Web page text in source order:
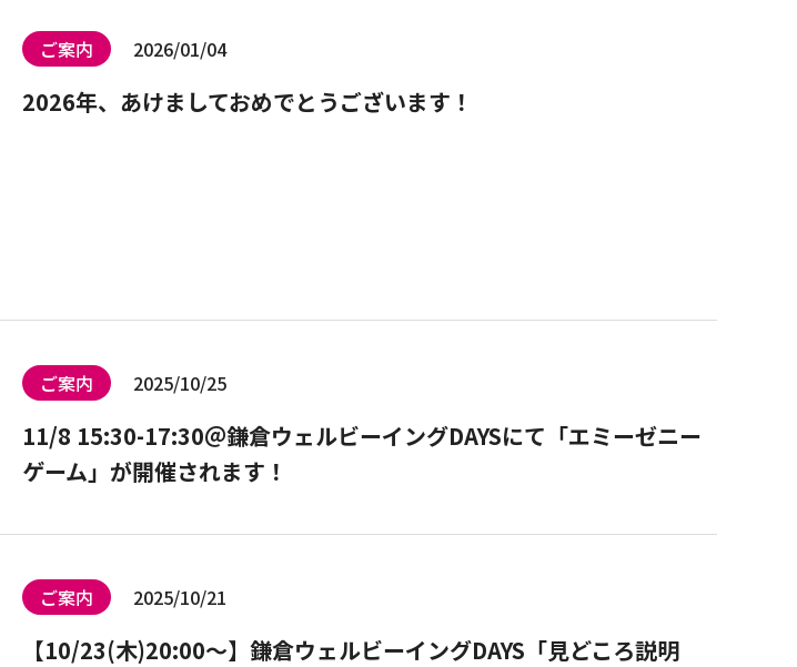
ご案内 2026/01/04
2026年、あけましておめでとうございます！
ご案内 2025/10/25
11/8 15:30-17:30＠鎌倉ウェルビーイングDAYSにて「エミーゼニー
ゲーム」が開催されます！
ご案内 2025/10/21
【10/23(木)20:00～】鎌倉ウェルビーイングDAYS「見どころ説明